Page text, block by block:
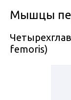
Мышцы
femoris)